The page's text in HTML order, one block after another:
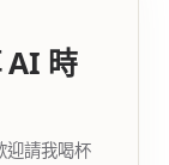
AI 時
迎請我喝杯